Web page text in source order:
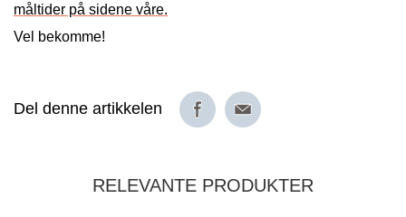
måltider på sidene våre.
Vel bekomme!
Del denne artikkelen
RELEVANTE PRODUKTER